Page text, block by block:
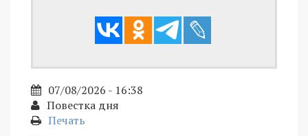
07/08/2026 - 16:38
Повестка дня
Печать